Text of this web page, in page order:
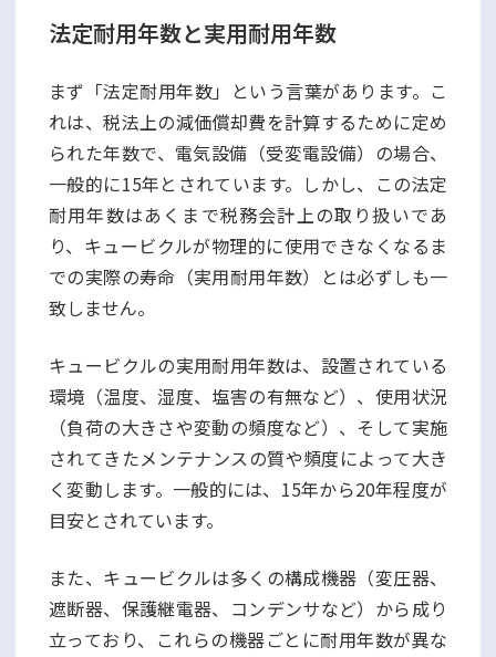
法定耐用年数と実用耐用年数
まず「法定耐用年数」という言葉があります。こ
れは、税法上の減価償却費を計算するために定め
られた年数で、電気設備（受変電設備）の場合、
一般的に15年とされています。しかし、この法定
耐用年数はあくまで税務会計上の取り扱いであ
り、キュービクルが物理的に使用できなくなるま
での実際の寿命（実用耐用年数）とは必ずしも一
致しません。
キュービクルの実用耐用年数は、設置されている
環境（温度、湿度、塩害の有無など）、使用状況
（負荷の大きさや変動の頻度など）、そして実施
されてきたメンテナンスの質や頻度によって大き
く変動します。一般的には、15年から20年程度が
目安とされています。
また、キュービクルは多くの構成機器（変圧器、
遮断器、保護継電器、コンデンサなど）から成り
立っており、これらの機器ごとに耐用年数が異な